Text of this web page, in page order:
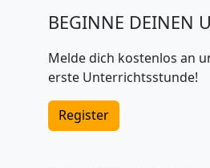
BEGINNE DEINEN
Melde dich kostenlos an
erste Unterrichtsstunde!
Register